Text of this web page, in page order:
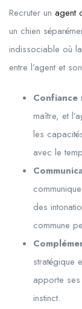
Recruter un agent
un chien
indissociable où
entre l’agent et
Confiance
maître, et
les
avec le
des
commune
stratégique
apporte
instinct.